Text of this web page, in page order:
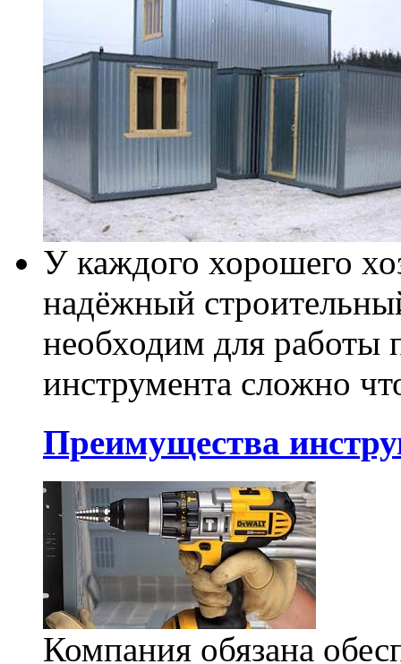
У каждого хорошего
надёжный
необходим для работы
инструмента сложно
Преимущества
Компания обязана